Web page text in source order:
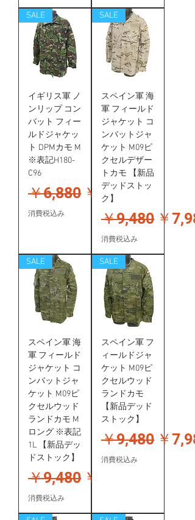
SALE
イギリス軍 ノ
ンリップ コン
バット フィー
ルドジャケッ
ト DPMカモ M
※表記H180-
C96
通常価格
￥6,880 セール価格
￥5,280
消費税込み
SALE
スペイン軍 海
軍 フィールド
ジャケット コ
ンバットジャ
ケット M09ピ
クセルデザー
トカモ 【新品
デッドストッ
ク】
通常価格
￥9,480 セー
￥
消費税込み
SALE
スペイン軍 海
軍 フィールド
ジャケット コ
ンバットジャ
ケット M09ピ
クセルウッド
ランドカモ M
ロング ※表記
1L 【新品デッ
ドストック】
通常価格
￥9,480 セール価格
￥7,980
消費税込み
SALE
スペイン軍 フ
ィールドジャ
ケット M09ピ
クセルウッド
ランドカモ
【新品デッド
ストック】
通常価格
￥9,480 セー
￥
消費税込み